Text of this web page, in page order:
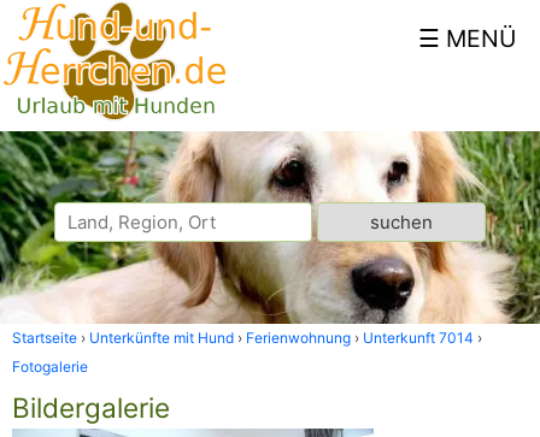
Startseite Unterkünfte mit Hund Ferienwohnung
Unterkunft 7014
Fotogalerie
Bildergalerie